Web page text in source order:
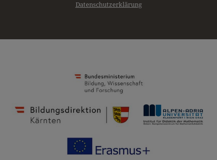
Datenschutzerklärung